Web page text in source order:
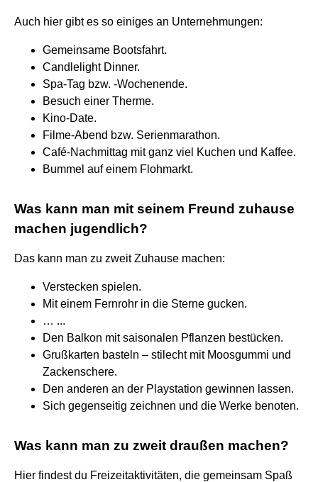
Auch hier gibt es so einiges an Unternehmungen:
Gemeinsame Bootsfahrt.
Candlelight Dinner.
Spa-Tag bzw. -Wochenende.
Besuch einer Therme.
Kino-Date.
Filme-Abend bzw. Serienmarathon.
Café-Nachmittag mit ganz viel Kuchen und Kaffee.
Bummel auf einem Flohmarkt.
Was kann man mit seinem Freund zuhause
machen jugendlich?
Das kann man zu zweit Zuhause machen:
Verstecken spielen.
Mit einem Fernrohr in die Sterne gucken.
… ...
Den Balkon mit saisonalen Pflanzen bestücken.
Grußkarten basteln – stilecht mit Moosgummi und
Zackenschere.
Den anderen an der Playstation gewinnen lassen.
Sich gegenseitig zeichnen und die Werke benoten.
Was kann man zu zweit draußen machen?
Hier findest du Freizeitaktivitäten, die gemeinsam Spaß